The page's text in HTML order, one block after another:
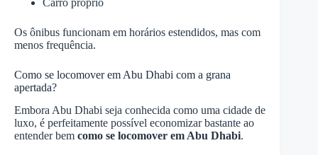
Os ônibus funcionam em horários estendidos, mas com
menos frequência.
Como se locomover em Abu Dhabi com a grana
apertada?
Embora Abu Dhabi seja conhecida como uma cidade de
luxo, é perfeitamente possível economizar bastante ao
entender bem como se locomover em Abu Dhabi.